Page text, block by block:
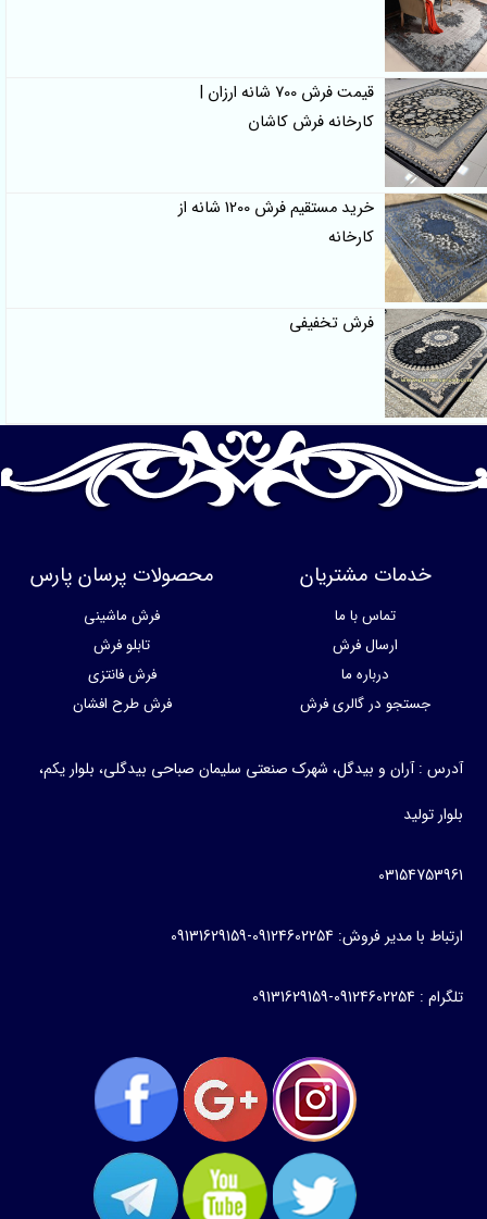
قیمت فرش 700 شانه ارزان |
کارخانه فرش کاشان
خرید مستقیم فرش 1200 شانه از
کارخانه
فرش تخفیفی
خدمات مشتریان
تماس با ما
ارسال فرش
درباره ما
جستجو در گالری فرش
محصولات پرسان پارس
فرش ماشینی
تابلو فرش
فرش فانتزی
فرش طرح افشان
آدرس : آران و بیدگل، شهرک صنعتی سلیمان صباحی بیدگلی، بلوار یکم،
بلوار تولید
03154753961
ارتباط با مدیر فروش: 09124602254-09131629159
تلگرام : 09124602254-09131629159